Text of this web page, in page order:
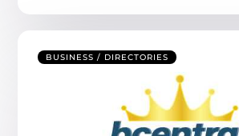
BUSINESS / DIRECTORIES